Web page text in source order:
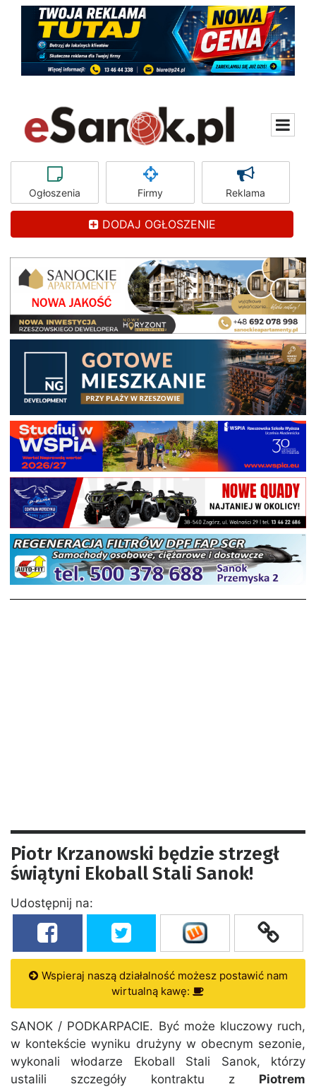
Ogłoszenia Firmy Reklama
DODAJ OGŁOSZENIE
Piotr Krzanowski będzie strzegł
świątyni Ekoball Stali Sanok!
Udostępnij na:
Wspieraj naszą działalność możesz postawić nam
wirtualną kawę:
SANOK / PODKARPACIE. Być może kluczowy ruch,
w kontekście wyniku drużyny w obecnym sezonie,
wykonali włodarze Ekoball Stali Sanok, którzy
ustalili szczegóły kontraktu z Piotrem